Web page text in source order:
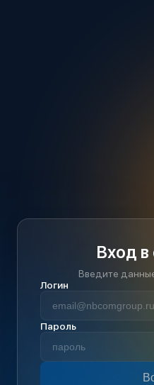
Вход
Введите
Логин
Пароль